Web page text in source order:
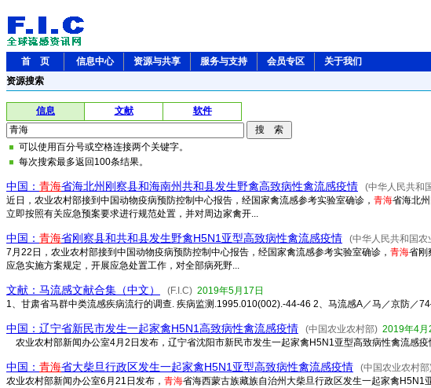
首 页
信息中心 资源与共享 服务与支持 会员专区 关于我们
资源搜索
信息 文献 软件
可以使用百分号或空格连接两个关键字。
每次搜索最多返回100条结果。
中国： 青海省海北州刚察县和海南州共和县发生野禽高致病性禽流感疫情 (中华人民共和
近日，农业农村部接到中国动物疫病预防控制中心报告，经国家禽流感参考实验室确诊， 青海省海北
立即按照有关应急预案要求进行规范处置，并对周边家禽开...
中国： 青海省刚察县和共和县发生野禽H5N1亚型高致病性禽流感疫情 (中华人民共和国农
7月22日，农业农村部接到中国动物疫病预防控制中心报告，经国家禽流感参考实验室确诊， 青海省刚
应急实施方案规定，开展应急处置工作，对全部病死野...
文献：马流感文献合集（中文） (F.I.C) 2019年5月17日
1、甘肃省马群中类流感疾病流行的调查. 疾病监测.1995.010(002).-44-46 2、马流感A／马／京防
中国：辽宁省新民市发生一起家禽H5N1高致病性禽流感疫情 (中国农业农村部) 2019年4月
农业农村部新闻办公室4月2日发布，辽宁省沈阳市新民市发生一起家禽H5N1亚型高致病性禽流
中国： 青海省大柴旦行政区发生一起家禽H5N1亚型高致病性禽流感疫情 (中国农业农村部
农业农村部新闻办公室6月21日发布， 青海省海西蒙古族藏族自治州大柴旦行政区发生一起家禽